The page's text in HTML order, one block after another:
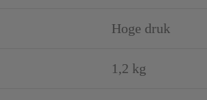
Hoge druk
1,2 kg